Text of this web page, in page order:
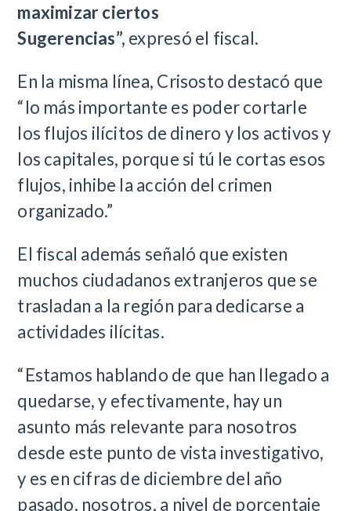
maximizar ciertos
Sugerencias”, expresó el fiscal.
En la misma línea, Crisosto destacó que
“lo más importante es poder cortarle
los flujos ilícitos de dinero y los activos y
los capitales, porque si tú le cortas esos
flujos, inhibe la acción del crimen
organizado.”
El fiscal además señaló que existen
muchos ciudadanos extranjeros que se
trasladan a la región para dedicarse a
actividades ilícitas.
“Estamos hablando de que han llegado a
quedarse, y efectivamente, hay un
asunto más relevante para nosotros
desde este punto de vista investigativo,
y es en cifras de diciembre del año
pasado, nosotros, a nivel de porcentaje